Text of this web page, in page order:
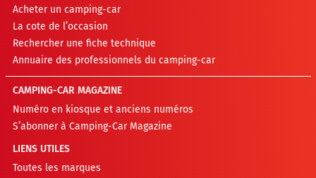
Acheter un camping-car
La cote de l’occasion
Rechercher une fiche technique
Annuaire des professionnels du camping-car
CAMPING-CAR MAGAZINE
Numéro en kiosque et anciens numéros
S’abonner à Camping-Car Magazine
LIENS UTILES
Toutes les marques